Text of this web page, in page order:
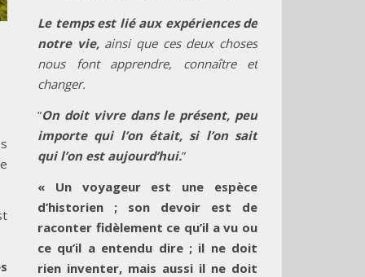
Le temps est lié aux expériences de
notre vie, ainsi que ces deux choses
nous font apprendre, connaître et
changer.
“On doit vivre dans le présent, peu
importe qui l’on était, si l’on sait
qui l’on est aujourd’hui.”
« Un voyageur est une espèce
d’historien ; son devoir est de
raconter fidèlement ce qu’il a vu ou
ce qu’il a entendu dire ; il ne doit
rien inventer, mais aussi il ne doit